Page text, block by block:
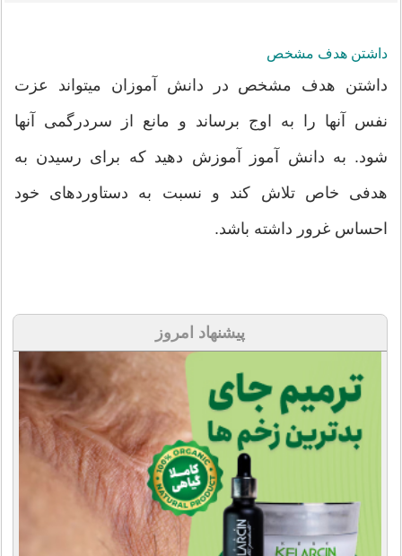
داشتن هدف مشخص
داشتن هدف مشخص در دانش آموزان میتواند عزت
نفس آنها را به اوج برساند و مانع از سردرگمی آنها
شود. به دانش آموز آموزش دهید که برای رسیدن به
هدفی خاص تلاش کند و نسبت به دستاوردهای خود
احساس غرور داشته باشد.
پیشنهاد امروز